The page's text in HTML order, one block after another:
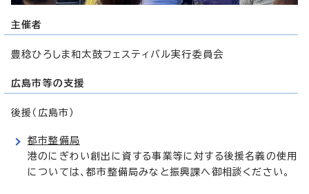
主催者
豊稔ひろしま和太鼓フェスティバル実行委員会
広島市等の支援
後援（広島市）
都市整備局
港のにぎわい創出に資する事業等に対する後援名義の使用
については、都市整備局みなと振興課へ御相談ください。